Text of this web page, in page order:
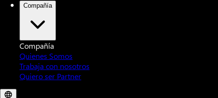
Compañía
Compañía
Quienes Somos
Trabaja con nosotros
Quiero ser Partner